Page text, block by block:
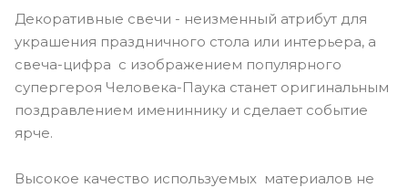
Декоративные свечи - неизменный атрибут для
украшения праздничного стола или интерьера, а
свеча-цифра с изображением популярного
супергероя Человека-Паука станет оригинальным
поздравлением имениннику и сделает событие
ярче.
Высокое качество используемых материалов не